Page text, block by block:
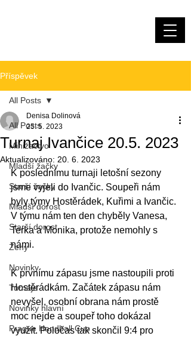
Příspěvek
All Posts
Minižactvo
Mladší žačky
Starší žačky
Mladší dorost
Starší dorost
Ženy
Novinky
Turnaje
Novinky hlavní
Prague Handball Cup
All Posts
Turnaj Ivančice 20.5. 2023
Denisa Dolinová
25. 5. 2023
Aktualizováno: 20. 6. 2023
K poslednímu turnaji letošní sezony
jsme vyjeli do Ivančic. Soupeři nám
byly týmy Hostěrádek, Kuřimi a Ivančic.
V týmu nám ten den chyběly Vanesa,
Terka a Monika, protože nemohly s
námi.
K prvnímu zápasu jsme nastoupili proti
Hostěrádkám. Začátek zápasu nám
nevyšel, osobní obrana nám prostě
moc nejde a soupeř toho dokázal
využít. Poločas tak skončil 9:4 pro